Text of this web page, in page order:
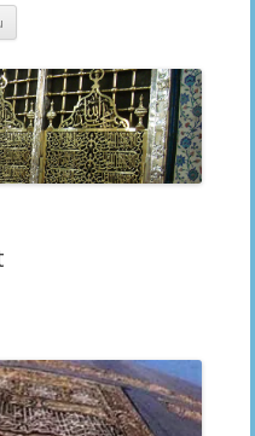
Skip
content